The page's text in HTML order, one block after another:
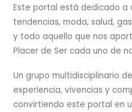
Este portal está dedicado a
tendencias, moda, salud,
y todo aquello que nos
Placer de Ser cada uno de
Un grupo multidisciplinario
experiencia, vivencias y
convirtiendo este portal en